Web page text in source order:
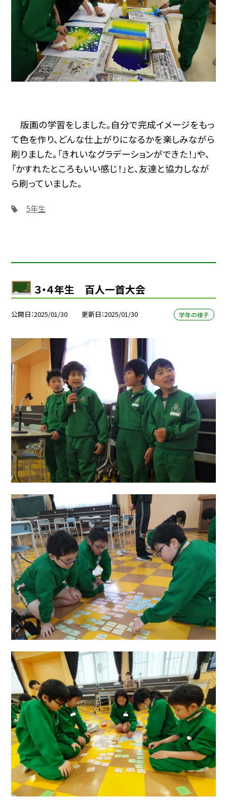
版画の学習をしました。自分で完成イメージをもっ
て色を作り、どんな仕上がりになるかを楽しみながら
刷りました。「きれいなグラデーションができた！」や、
「かすれたところもいい感じ！」と、友達と協力しなが
ら刷っていました。
5年生
３・４年生 百人一首大会
公開日 2025/01/30 更新日 2025/01/30 学年の様子